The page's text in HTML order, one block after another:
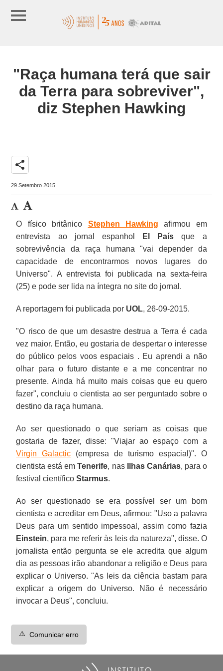
"Raça humana terá que sair
da Terra para sobreviver",
diz Stephen Hawking
share
29 Setembro 2015
O físico britânico Stephen Hawking afirmou em
entrevista ao jornal espanhol
El País que a
sobrevivência da raça humana "vai depender da
capacidade de encontrarmos novos lugares do
Universo". A entrevista foi publicada na sexta-feira
(25) e pode ser lida na íntegra no site do jornal.
A reportagem foi publicada por UOL, 26-09-2015.
"O risco de que um desastre destrua a Terra é cada
vez maior. Então, eu gostaria de despertar o interesse
do público pelos voos espaciais . Eu aprendi a não
olhar para o futuro distante e a me concentrar no
presente. Ainda há muito mais coisas que eu quero
fazer", concluiu o cientista ao ser perguntado sobre o
destino da raça humana.
Ao ser questionado o que seriam as coisas que
gostaria de fazer, disse: "Viajar ao espaço com a
Virgin Galactic (empresa de turismo espacial)". O
cientista está emTenerife, nas Ilhas Canárias, para o
festival científicoStarmus.
Ao ser questionado se era possível ser um bom
cientista e acreditar em Deus, afirmou: "Uso a palavra
Deus para um sentido impessoal, assim como fazia
Einstein, para me referir às leis da natureza", disse. O
jornalista então pergunta se ele acredita que algum
dia as pessoas irão abandonar a religião e Deus para
explicar o Universo. "As leis da ciência bastam para
explicar a origem do Universo. Não é necessário
invocar a Deus", concluiu.
⚠️ Comunicar erro